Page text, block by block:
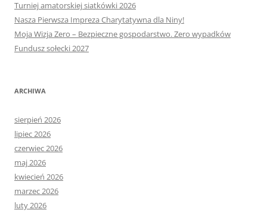
Turniej amatorskiej siatkówki 2026
Nasza Pierwsza Impreza Charytatywna dla Niny!
Moja Wizja Zero – Bezpieczne gospodarstwo. Zero wypadków
Fundusz sołecki 2027
ARCHIWA
sierpień 2026
lipiec 2026
czerwiec 2026
maj 2026
kwiecień 2026
marzec 2026
luty 2026